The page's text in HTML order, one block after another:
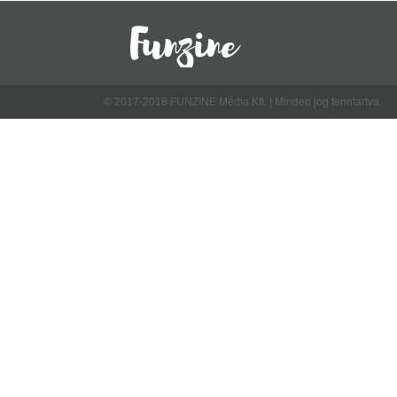
© 2017-2018 FUNZINE Média Kft. | Minden jog fenntartva